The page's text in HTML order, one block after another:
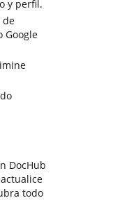
y perfil.
de
Google
DocHub
todo